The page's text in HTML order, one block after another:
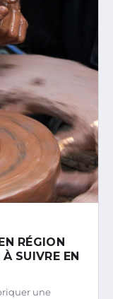
RÉGION
SUIVRE EN
une